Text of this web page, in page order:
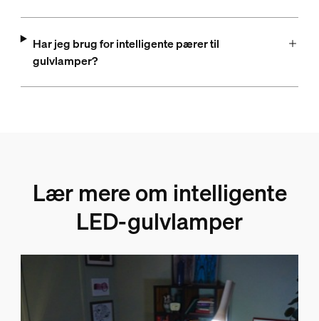
Har jeg brug for intelligente pærer til
gulvlamper?
Lær mere om intelligente
LED-gulvlamper